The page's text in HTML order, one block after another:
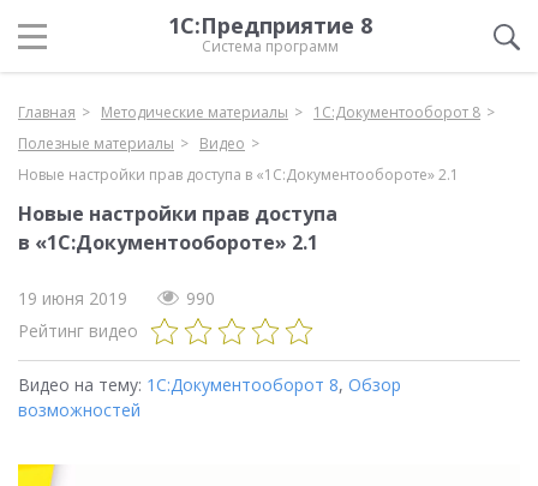
1С:Предприятие 8
Система программ
Главная Методические материалы
1С:Документооборот 8
Полезные материалы
Видео
Новые настройки прав доступа в «1С:Документообороте» 2.1
Новые настройки прав доступа
в «1С:Документообороте» 2.1
19 июня 2019
990
Рейтинг видео
Видео на тему: 1С:Документооборот 8, Обзор
возможностей